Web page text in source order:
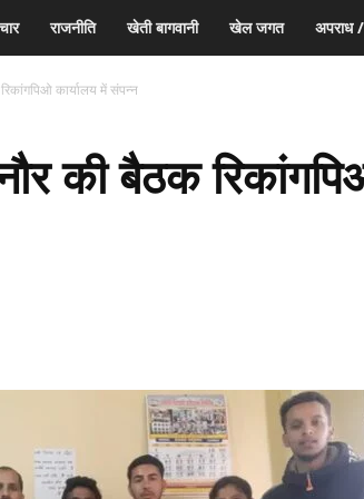
राजनीति खेती बागवानी खेल जगत अपराध /
कार्यालय में संपन्न
की बैठक